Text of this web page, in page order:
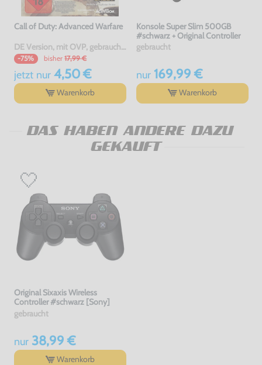
Call of Duty: Advanced Warfare
DE Version, mit OVP, gebraucht, USK18
-75% bisher 17,99 €
jetzt nur4,50 €
Warenkorb
Konsole Super Slim 500GB
#schwarz + Original Controller
gebraucht
nur169,99 €
Warenkorb
DAS HABEN ANDERE DAZU
GEKAUFT
Original Sixaxis Wireless
Controller #schwarz [Sony]
gebraucht
nur38,99 €
Warenkorb